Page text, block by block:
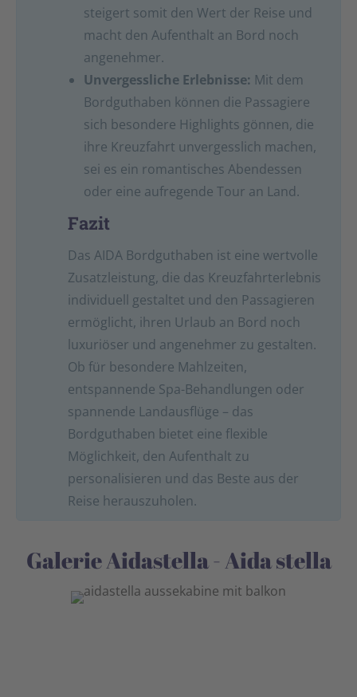
steigert somit den Wert der Reise und
macht den Aufenthalt an Bord noch
angenehmer.
Unvergessliche Erlebnisse: Mit dem
Bordguthaben können die Passagiere
sich besondere Highlights gönnen, die
ihre Kreuzfahrt unvergesslich machen,
sei es ein romantisches Abendessen
oder eine aufregende Tour an Land.
Fazit
Das AIDA Bordguthaben ist eine wertvolle
Zusatzleistung, die das Kreuzfahrterlebnis
individuell gestaltet und den Passagieren
ermöglicht, ihren Urlaub an Bord noch
luxuriöser und angenehmer zu gestalten.
Ob für besondere Mahlzeiten,
entspannende Spa-Behandlungen oder
spannende Landausflüge – das
Bordguthaben bietet eine flexible
Möglichkeit, den Aufenthalt zu
personalisieren und das Beste aus der
Reise herauszuholen.
Galerie Aidastella - Aida stella